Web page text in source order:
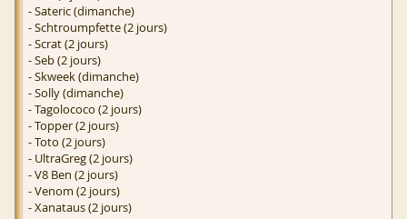
- Sateric (dimanche)
- Schtroumpfette (2 jours)
- Scrat (2 jours)
- Seb (2 jours)
- Skweek (dimanche)
- Solly (dimanche)
- Tagolococo (2 jours)
- Topper (2 jours)
- Toto (2 jours)
- UltraGreg (2 jours)
- V8 Ben (2 jours)
- Venom (2 jours)
- Xanataus (2 jours)